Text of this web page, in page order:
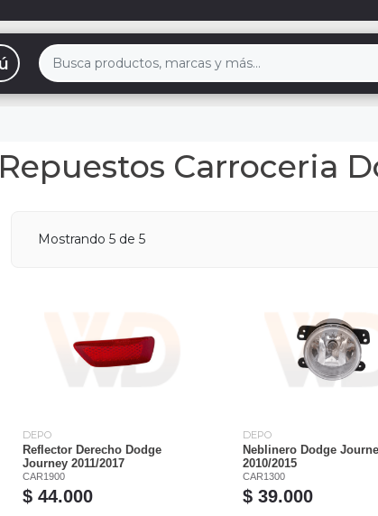
Repuestos Carroceria
Mostrando 5 de 5
DEPO
Reflector Derecho Dodge
Journey 2011/2017
CAR1900
$ 44.000
DEPO
Neblinero Dodge
2010/2015
CAR1300
$ 39.000